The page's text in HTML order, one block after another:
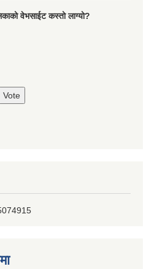
वेभसाईट कस्तो लाग्यो?